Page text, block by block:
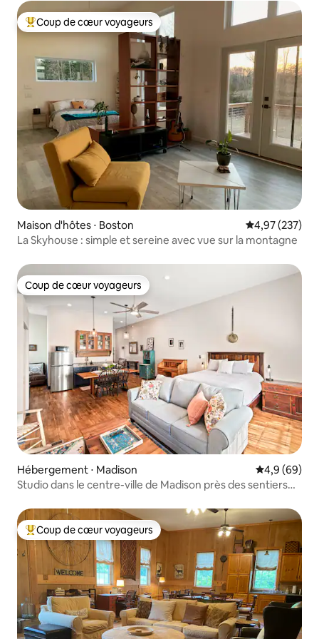
Coups de cœur voyageurs les plus appréciés
Coup de cœur voyageurs
Maison d'hôtes ⋅ Boston Évaluation
4,97 (237)
La Skyhouse : simple et sereine avec vue sur la montagne
Coup de cœur voyageurs
Coup de cœur voyageurs
Hébergement ⋅ Madison Évaluation
4,9 (69)
Studio dans le centre-ville de Madison près des sentiers
Coups de cœur voyageurs les plus appréciés
Coup de cœur voyageurs